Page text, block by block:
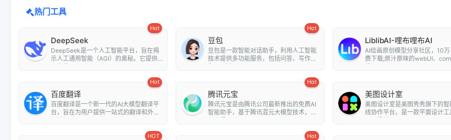
热门工具
Hot
DeepSeek
DeepSeek是一个人工智能平台，旨在揭
示人工通用智能（AGI）的奥秘。它提供
Hot
豆包
豆包是一款智能对话助手，利用人工智能
技术提供多功能服务，包括问答、写作、
LiblibAI-哩布哩布AI
AI绘画原创模型分享社区，10
费下载;原汁原味的webUI、
Hot
百度翻译
百度翻译是一个新一代的AI大模型翻译平
台，旨在为用户提供一站式的翻译和外文
Hot
腾讯元宝
腾讯元宝是由腾讯公司最新推出的免费AI
智能助手，基于腾讯混元大模型技术，为
美图设计室
美图设计室是美图秀秀旗下的智
线协作平台，是一款平面设计工
HOT Hot